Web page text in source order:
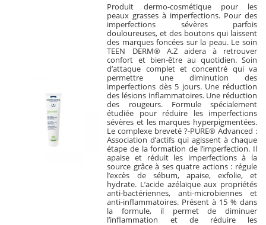
Produit dermo-cosmétique pour les
peaux grasses à imperfections. Pour des
imperfections sévères parfois
douloureuses, et des boutons qui laissent
des marques foncées sur la peau. Le soin
TEEN DERM® A.Z aidera à retrouver
confort et bien-être au quotidien. Soin
d’attaque complet et concentré qui va
permettre une diminution des
imperfections dès 5 jours. Une réduction
des lésions inflammatoires. Une réduction
des rougeurs. Formule spécialement
étudiée pour réduire les imperfections
sévères et les marques hyperpigmentées.
Le complexe breveté ?-PURE® Advanced :
Association d’actifs qui agissent à chaque
étape de la formation de l’imperfection. Il
apaise et réduit les imperfections à la
source grâce à ses quatre actions : régule
l’excès de sébum, apaise, exfolie, et
hydrate. L’acide azélaïque aux propriétés
anti-bactériennes, anti-microbiennes et
anti-inflammatoires. Présent à 15 % dans
la formule, il permet de diminuer
l’inflammation et de réduire les